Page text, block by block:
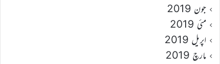
جون 2019
مئی 2019
اپریل 2019
مارچ 2019